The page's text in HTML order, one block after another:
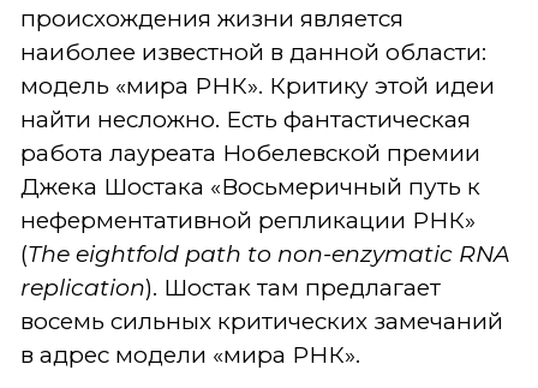
происхождения жизни является
наиболее известной в данной области:
модель «мира РНК». Критику этой идеи
найти несложно. Есть фантастическая
работа лауреата Нобелевской премии
Джека Шостака «Восьмеричный путь к
неферментативной репликации РНК»
(The eightfold path to non-enzymatic RNA
replication). Шостак там предлагает
восемь сильных критических замечаний
в адрес модели «мира РНК».